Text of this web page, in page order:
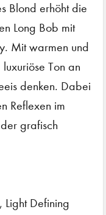
Blond erhöht die
Long Bob mit
Mit warmen und
Ton an
denken. Dabei
Reflexen im
grafisch
Light Defining